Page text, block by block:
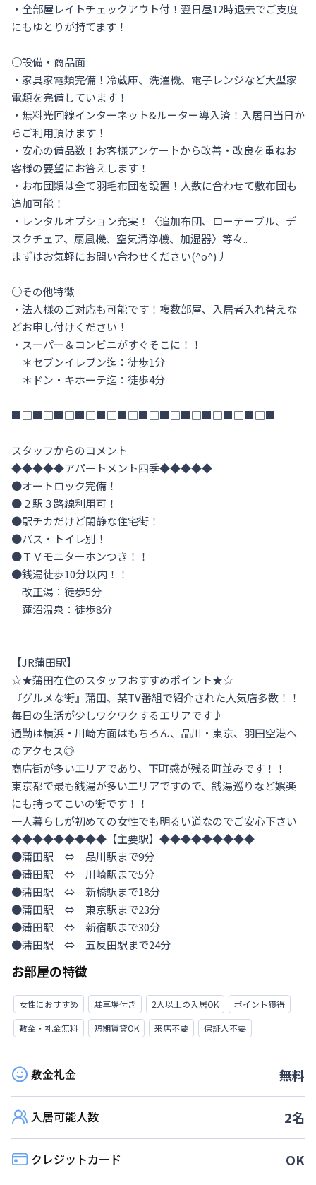
・全部屋レイトチェックアウト付！翌日昼12時退去でご支度
にもゆとりが持てます！
○設備・商品面
・家具家電類完備！冷蔵庫、洗濯機、電子レンジなど大型家
電類を完備しています！
・無料光回線インターネット&ルーター導入済！入居日当日か
らご利用頂けます！
・安心の備品数！お客様アンケートから改善・改良を重ねお
客様の要望にお答えします！
・お布団類は全て羽毛布団を設置！人数に合わせて敷布団も
追加可能！
・レンタルオプション充実！〈追加布団、ローテーブル、デ
スクチェア、扇風機、空気清浄機、加湿器〉等々..
まずはお気軽にお問い合わせください(^o^)丿
○その他特徴
・法人様のご対応も可能です！複数部屋、入居者入れ替えな
どお申し付けください！
・スーパー＆コンビニがすぐそこに！！
＊セブンイレブン迄：徒歩1分
＊ドン・キホーテ迄：徒歩4分
■□■□■□■□■□■□■□■□■□■□■□■□■
スタッフからのコメント
◆◆◆◆◆アパートメント四季◆◆◆◆◆
●オートロック完備！
●２駅３路線利用可！
●駅チカだけど閑静な住宅街！
●バス・トイレ別！
●ＴＶモニターホンつき！！
●銭湯徒歩10分以内！！
改正湯：徒歩5分
蓮沼温泉：徒歩8分
【JR蒲田駅】
☆★蒲田在住のスタッフおすすめポイント★☆
『グルメな街』蒲田、某TV番組で紹介された人気店多数！！
毎日の生活が少しワクワクするエリアです♪
通勤は横浜・川崎方面はもちろん、品川・東京、羽田空港へ
のアクセス◎
商店街が多いエリアであり、下町感が残る町並みです！！
東京都で最も銭湯が多いエリアですので、銭湯巡りなど娯楽
にも持ってこいの街です！！
一人暮らしが初めての女性でも明るい道なのでご安心下さい
◆◆◆◆◆◆◆◆◆【主要駅】◆◆◆◆◆◆◆◆◆
●蒲田駅　⇔　品川駅まで9分
●蒲田駅　⇔　川崎駅まで5分
●蒲田駅　⇔　新橋駅まで18分
●蒲田駅　⇔　東京駅まで23分
●蒲田駅　⇔　新宿駅まで30分
●蒲田駅　⇔　五反田駅まで24分
お部屋の特徴
女性におすすめ 駐車場付き 2人以上の入居OK
ポイント獲得
敷金・礼金無料
短期賃貸OK 来店不要 保証人不要
敷金礼金 無料
入居可能人数 2名
クレジットカード OK